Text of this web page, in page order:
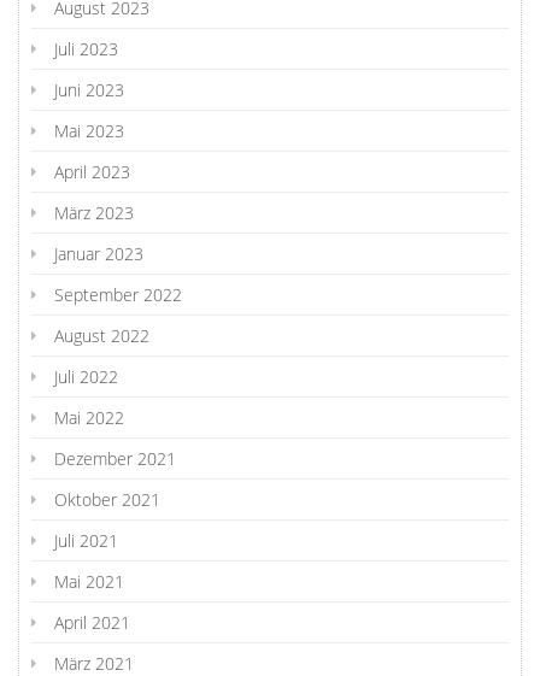
August 2023
Juli 2023
Juni 2023
Mai 2023
April 2023
März 2023
Januar 2023
September 2022
August 2022
Juli 2022
Mai 2022
Dezember 2021
Oktober 2021
Juli 2021
Mai 2021
April 2021
März 2021